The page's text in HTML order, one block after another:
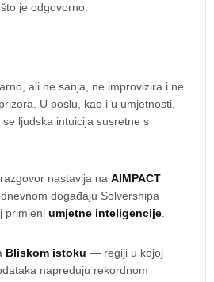
je odgovorno.
ali ne sanja, ne improvizira i ne
U poslu, kao i u umjetnosti,
ljudska intuicija susretne s
nastavlja na AIMPACT
događaju Solvershipa
primjeni umjetne inteligencije
Bliskom istoku — regiji u kojoj
napreduju rekordnom